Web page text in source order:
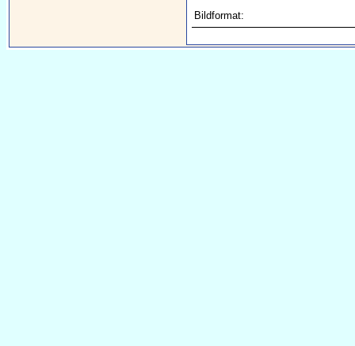
Bildformat: